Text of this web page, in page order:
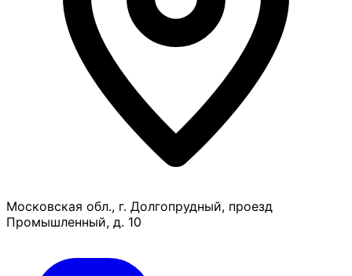
Московская обл., г. Долгопрудный, проезд
Промышленный, д. 10